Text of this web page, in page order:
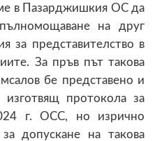
в Пазарджишкия ОС да
на друг
за представителство в
За пръв път такова
бе представено и
изготвящ протокола за
г. ОСС, но изрично
допускане на такова